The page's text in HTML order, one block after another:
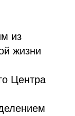
из
жизни
Центра